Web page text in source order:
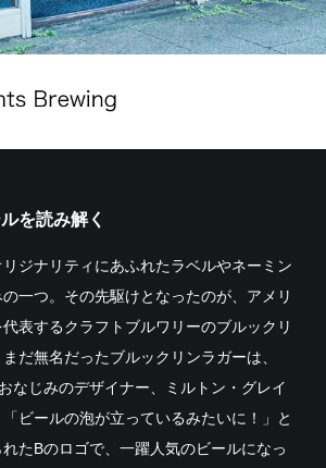
を読み解く
ジナリティにあふれたラベルやネーミン
一つ。その先駆けとなったのが、アメリ
表するクラフトブルワリーのブルックリ
だ無名だったブルックリンラガーは、
なじみのデザイナー、ミルトン・グレイ
ビールの泡が立っているみたいに！」と
たBのロゴで、一躍人気のビールになっ